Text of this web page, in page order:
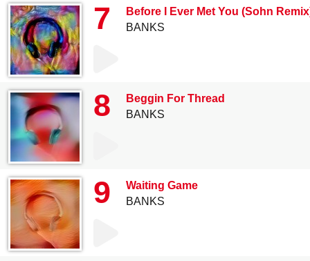
7
Before I Ever Met You (Sohn
BANKS
8
Beggin For Thread
BANKS
9
Waiting Game
BANKS